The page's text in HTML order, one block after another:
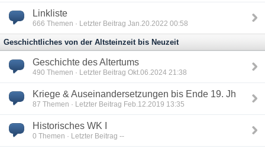
Linkliste
666 Themen · Letzter Beitrag Jan.20.2022 00:58
Geschichtliches von der Altsteinzeit bis Neuzeit
Geschichte des Altertums
490 Themen · Letzter Beitrag Okt.06.2024 21:38
Kriege & Auseinandersetzungen bis Ende 19. Jh
87 Themen · Letzter Beitrag Feb.12.2019 13:35
Historisches WK I
0 Themen · Letzter Beitrag --